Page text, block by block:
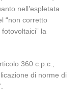
nell’espletata
“non corretto
la
360 c.p.c.,
di norme di